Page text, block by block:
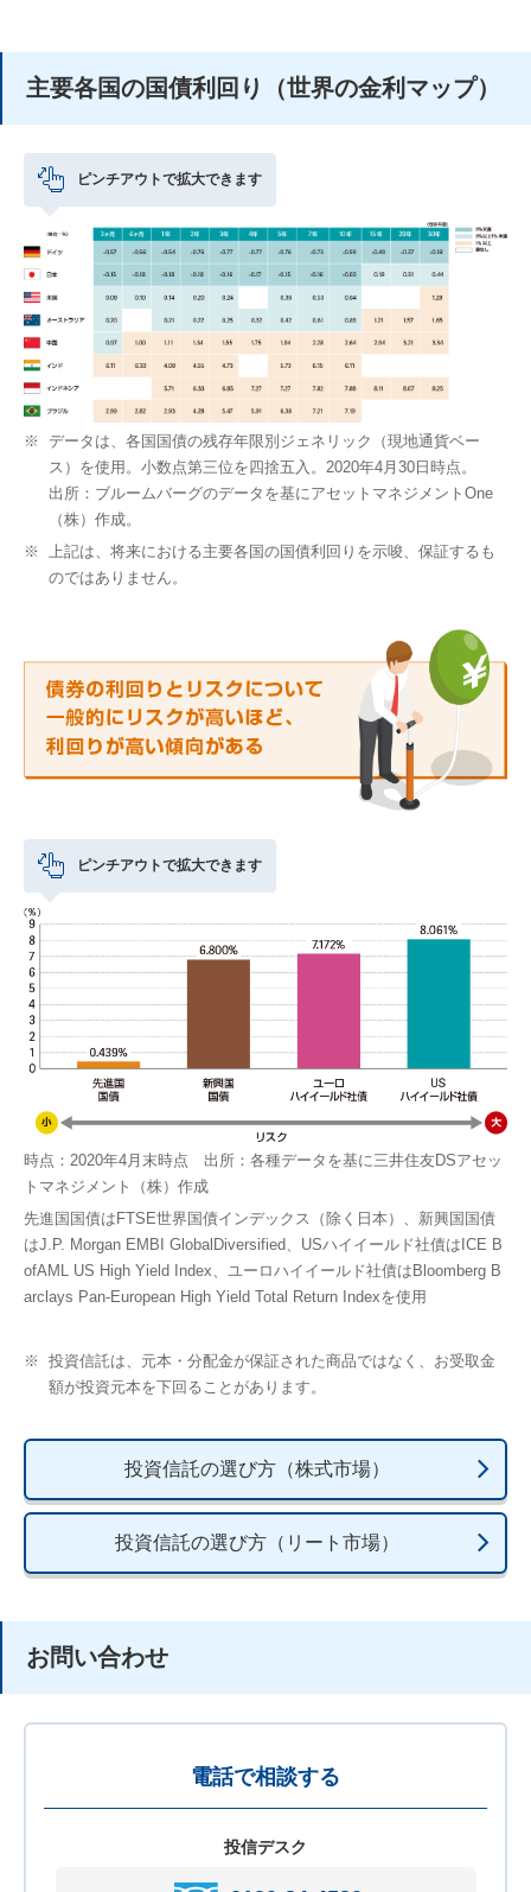
主要各国の国債利回り（世界の⾦利マップ）
ピンチアウトで拡大できます
※
データは、各国国債の残存年限別ジェネリック（現地通貨ベー
ス）を使用。小数点第三位を四捨五入。2020年4月30日時点。
出所：ブルームバーグのデータを基にアセットマネジメントOne
（株）作成。
※
上記は、将来における主要各国の国債利回りを示唆、保証するも
のではありません。
ピンチアウトで拡大できます
時点：2020年4月末時点 出所：各種データを基に三井住友DSアセッ
トマネジメント（株）作成
先進国国債はFTSE世界国債インデックス（除く日本）、新興国国債
はJ.P. Morgan EMBI GlobalDiversified、USハイイールド社債はICE B
ofAML US High Yield Index、ユーロハイイールド社債はBloomberg B
arclays Pan-European High Yield Total Return Indexを使用
※
投資信託は、元本・分配⾦が保証された商品ではなく、お受取⾦
額が投資元本を下回ることがあります。
投資信託の選び⽅（株式市場）
投資信託の選び⽅（リート市場）
お問い合わせ
電話で相談する
投信デスク